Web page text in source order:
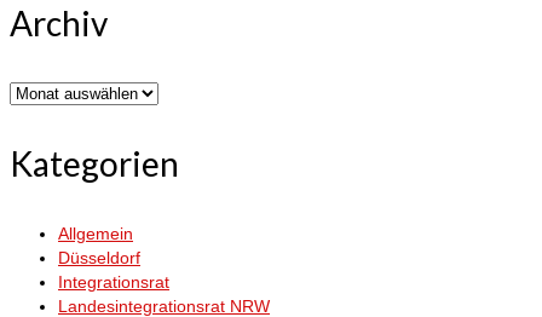
Archiv
Archiv
Kategorien
Allgemein
Düsseldorf
Integrationsrat
Landesintegrationsrat NRW